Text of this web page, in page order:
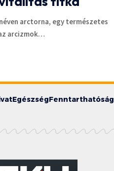
arctorna, egy természetes
arcizmok…
EgészségFenntarthatóság